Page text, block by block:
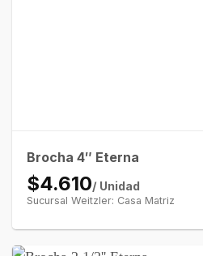
Brocha 4″ Eterna
$4.610/ Unidad
Sucursal Weitzler: Casa Matriz